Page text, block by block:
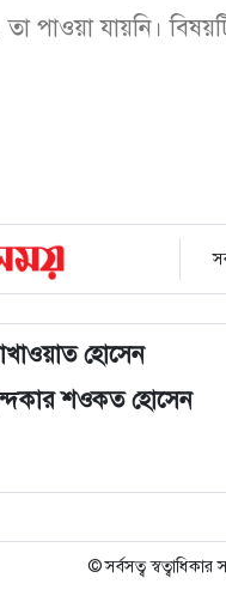
পাওয়া যায়নি।
হোসেন
শওকত হোসেন
© সর্বসত্ব